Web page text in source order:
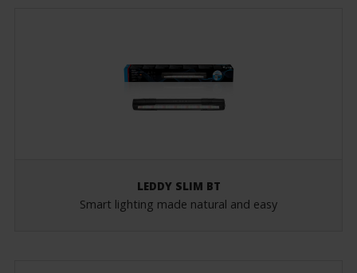
LEDDY SLIM BT
Smart lighting made natural and easy